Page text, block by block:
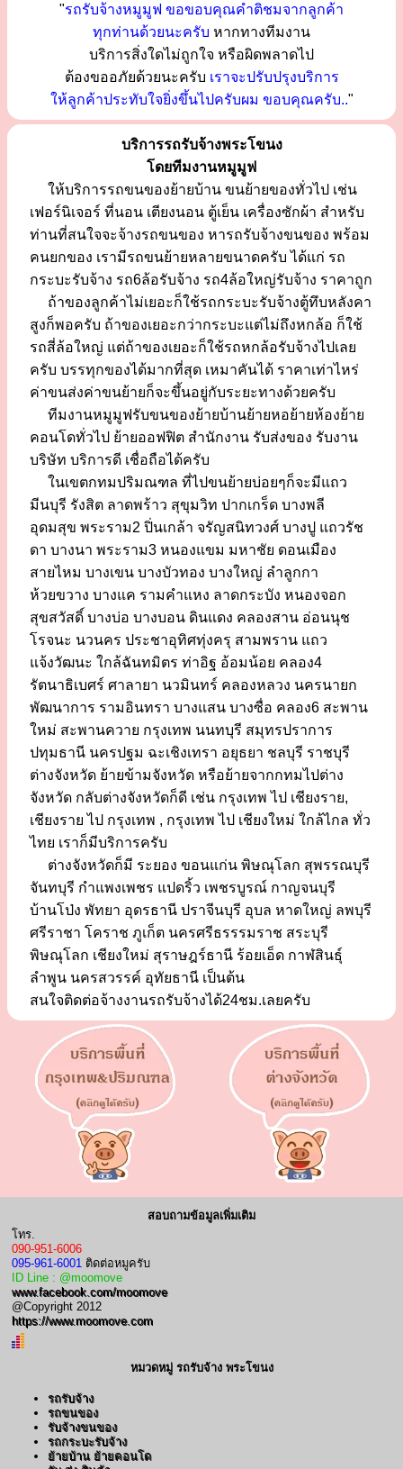
"รถรับจ้างหมูมูฟ ขอขอบคุณคำติชมจากลูกค้า
ทุกท่านด้วยนะครับ หากทางทีมงาน
บริการสิ่งใดไม่ถูกใจ หรือผิดพลาดไป
ต้องขออภัยด้วยนะครับ เราจะปรับปรุงบริการ
ให้ลูกค้าประทับใจยิ่งขึ้นไปครับผม ขอบคุณครับ.."
บริการรถรับจ้างพระโขนง
โดยทีมงานหมูมูฟ
ให้บริการรถขนของย้ายบ้าน ขนย้ายของทั่วไป เช่น
เฟอร์นิเจอร์ ที่นอน เตียงนอน ตู้เย็น เครื่องซักผ้า สำหรับ
ท่านที่สนใจจะจ้างรถขนของ หารถรับจ้างขนของ พร้อม
คนยกของ เรามีรถขนย้ายหลายขนาดครับ ได้แก่ รถ
กระบะรับจ้าง รถ6ล้อรับจ้าง รถ4ล้อใหญ่รับจ้าง ราคาถูก
ถ้าของลูกค้าไม่เยอะก็ใช้รถกระบะรับจ้างตู้ทึบหลังคา
สูงก็พอครับ ถ้าของเยอะกว่ากระบะแต่ไม่ถึงหกล้อ ก็ใช้
รถสี่ล้อใหญ่ แต่ถ้าของเยอะก็ใช้รถหกล้อรับจ้างไปเลย
ครับ บรรทุกของได้มากที่สุด เหมาคันได้ ราคาเท่าไหร่
ค่าขนส่งค่าขนย้ายก็จะขึ้นอยู่กับระยะทางด้วยครับ
ทีมงานหมูมูฟรับขนของย้ายบ้านย้ายหอย้ายห้องย้าย
คอนโดทั่วไป ย้ายออฟฟิต สำนักงาน รับส่งของ รับงาน
บริษัท บริการดี เชื่อถือได้ครับ
ในเขตกทมปริมณฑล ที่ไปขนย้ายบ่อยๆก็จะมีแถว
มีนบุรี รังสิต ลาดพร้าว สุขุมวิท ปากเกร็ด บางพลี
อุดมสุข พระราม2 ปิ่นเกล้า จรัญสนิทวงศ์ บางปู แถวรัช
ดา บางนา พระราม3 หนองแขม มหาชัย ดอนเมือง
สายไหม บางเขน บางบัวทอง บางใหญ่ ลำลูกกา
ห้วยขวาง บางแค รามคำแหง ลาดกระบัง หนองจอก
สุขสวัสดิ์ บางบ่อ บางบอน ดินแดง คลองสาน อ่อนนุช
โรจนะ นวนคร ประชาอุทิศทุ่งครุ สามพราน แถว
แจ้งวัฒนะ ใกล้ฉันทมิตร ท่าอิฐ อ้อมน้อย คลอง4
รัตนาธิเบศร์ ศาลายา นวมินทร์ คลองหลวง นครนายก
พัฒนาการ รามอินทรา บางแสน บางซื่อ คลอง6 สะพาน
ใหม่ สะพานควาย กรุงเทพ นนทบุรี สมุทรปราการ
ปทุมธานี นครปฐม ฉะเชิงเทรา อยุธยา ชลบุรี ราชบุรี
ต่างจังหวัด ย้ายข้ามจังหวัด หรือย้ายจากกทมไปต่าง
จังหวัด กลับต่างจังหวัดก็ดี เช่น กรุงเทพ ไป เชียงราย,
เชียงราย ไป กรุงเทพ , กรุงเทพ ไป เชียงใหม่ ใกล้ไกล ทั่ว
ไทย เราก็มีบริการครับ
ต่างจังหวัดก็มี ระยอง ขอนแก่น พิษณุโลก สุพรรณบุรี
จันทบุรี กำแพงเพชร แปดริ้ว เพชรบูรณ์ กาญจนบุรี
บ้านโป่ง พัทยา อุดรธานี ปราจีนบุรี อุบล หาดใหญ่ ลพบุรี
ศรีราชา โคราช ภูเก็ต นครศรีธรรรมราช สระบุรี
พิษณุโลก เชียงใหม่ สุราษฎร์ธานี ร้อยเอ็ด กาฬสินธุ์
ลำพูน นครสวรรค์ อุทัยธานี เป็นต้น
สนใจติดต่อจ้างงานรถรับจ้างได้24ชม.เลยครับ
สอบถามข้อมูลเพิ่มเติม
โทร.
090-951-6006
095-961-6001 ติดต่อหมูครับ
ID Line : @moomove
www.facebook.com/moomove
@Copyright 2012
https://www.moomove.com
หมวดหมู่ รถรับจ้าง พระโขนง
รถรับจ้าง
รถขนของ
รับจ้างขนของ
รถกระบะรับจ้าง
ย้ายบ้าน ย้ายคอนโด